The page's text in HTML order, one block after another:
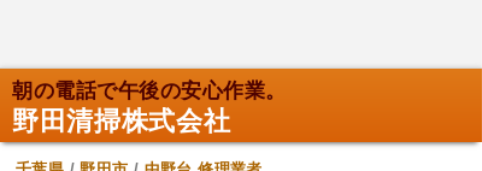
朝の電話で午後の安心作業。
野田清掃株式会社